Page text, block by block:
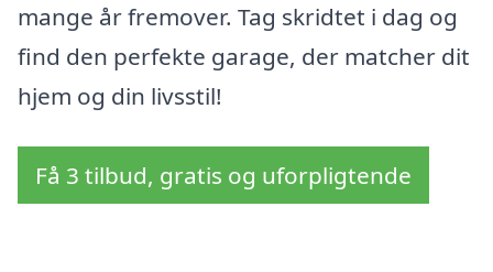
mange år fremover. Tag skridtet i dag og
find den perfekte garage, der matcher dit
hjem og din livsstil!
Få 3 tilbud, gratis og uforpligtende